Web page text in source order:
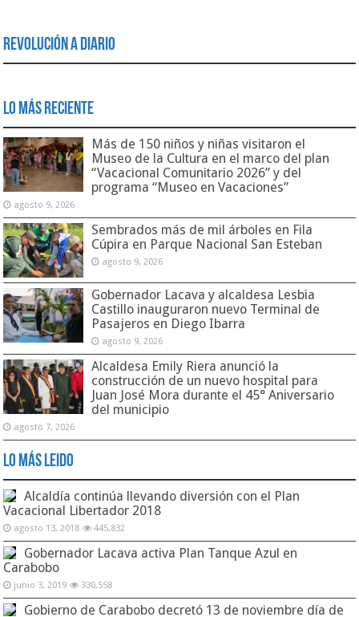
Revolución a Diario
Lo Más Reciente
Más de 150 niños y niñas visitaron el
Museo de la Cultura en el marco del plan
“Vacacional Comunitario 2026” y del
programa “Museo en Vacaciones”
agosto 9, 2026
Sembrados más de mil árboles en Fila
Cúpira en Parque Nacional San Esteban
agosto 9, 2026
Gobernador Lacava y alcaldesa Lesbia
Castillo inauguraron nuevo Terminal de
Pasajeros en Diego Ibarra
agosto 9, 2026
Alcaldesa Emily Riera anunció la
construcción de un nuevo hospital para
Juan José Mora durante el 45° Aniversario
del municipio
agosto 7, 2026
Lo Más Leido
Alcaldía continúa llevando diversión con el Plan
Vacacional Libertador 2018
agosto 13, 2018 445,832
Gobernador Lacava activa Plan Tanque Azul en
Carabobo
junio 3, 2019 330,558
Gobierno de Carabobo decretó 13 de noviembre día de